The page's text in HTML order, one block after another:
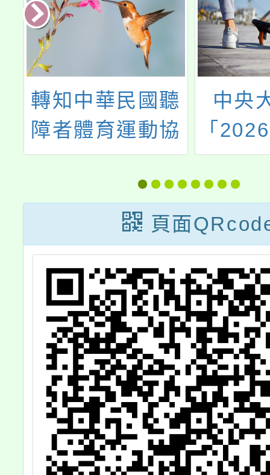
中央大學辦理
「2026桃園天文
嘉年華－國中學
生一日大學參
訪」活動
臺北
餐飲
理「
餐飲
烹
頁面